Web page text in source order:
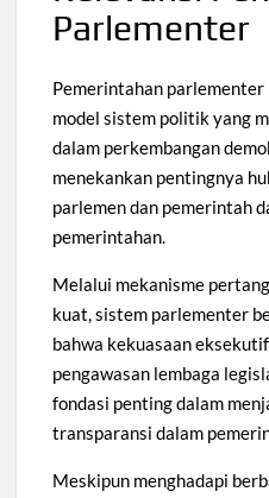
Parlementer
Pemerintahan
model sistem politik yang
dalam perkembangan
menekankan pentingnya
parlemen dan pemerintah
pemerintahan.
Melalui mekanisme
kuat, sistem parlementer
bahwa kekuasaan
pengawasan lembaga
fondasi penting dalam
transparansi dalam
Meskipun menghadapi